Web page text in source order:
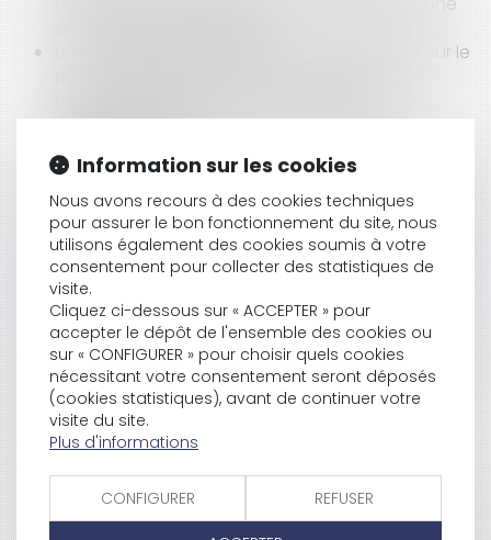
Les modalités de séquestre sont sans effet sur le
d’immobilisation
L’Autorité de la concurrence confirme enquêter
sur NVIDIA
CEDH : les termes de la condamnation pénale et
la présomption d’innocence
Pouvoir souverain du juge du surendettement
dans la détermination des mesures destinées à
assurer la situation de l’endetté
Réajustement du loyer pour sous-location
irrégulière : le contrat doit s’apparenter à une
sous-location au sens du Code de commerce
Assurance-vie, capitalisation et PER :
modernisation de l'univers d'investissement
Location meublée touristique : des
d’étonner !
Quelles conséquences si vous réparez avec des
pièces d’occasion ?
Information sur les cookies
Nous avons recours à des cookies techniques
pour assurer le bon fonctionnement du site, nous
utilisons également des cookies soumis à votre
consentement pour collecter des statistiques de
visite.
Cliquez ci-dessous sur « ACCEPTER » pour
accepter le dépôt de l'ensemble des cookies ou
sur « CONFIGURER » pour choisir quels cookies
nécessitant votre consentement seront déposés
(cookies statistiques), avant de continuer votre
visite du site.
Plus d'informations
CONFIGURER REFUSER